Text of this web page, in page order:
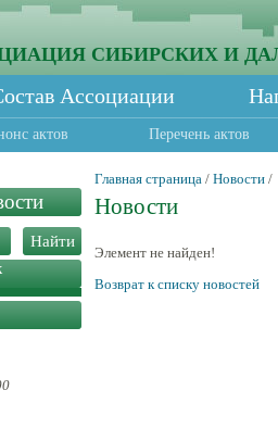
СИБИРСКИХ И
Ассоциации
актов Перечень актов
Главная страница / Новости /
Новости
Элемент не найден!
Возврат к списку новостей